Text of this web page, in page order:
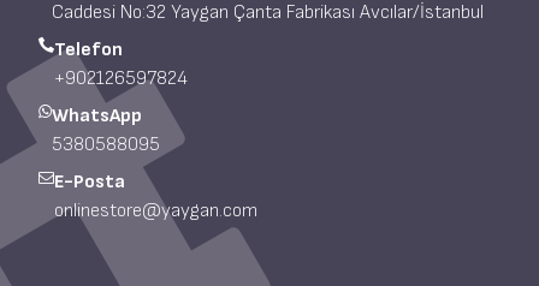
Caddesi No:32 Yaygan Çanta Fabrikası Avcılar/İstanbul
Telefon
+902126597824
WhatsApp
5380588095
E-Posta
onlinestore@yaygan.com